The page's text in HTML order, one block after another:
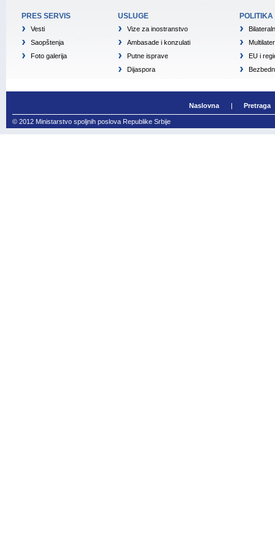
PRES SERVIS
Vesti
Saopštenja
Foto galerija
USLUGE
Vize za inostranstvo
Ambasade i konzulati
Putne isprave
Dijaspora
POLITIKA
EU i
Naslovna Pretraga
© 2012 Ministarstvo spoljnih poslova Republike Srbije